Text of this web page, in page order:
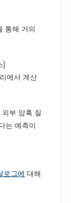
통해 거의
]
에서 계산
부 암흑 질
는 예측이
로그에 대해